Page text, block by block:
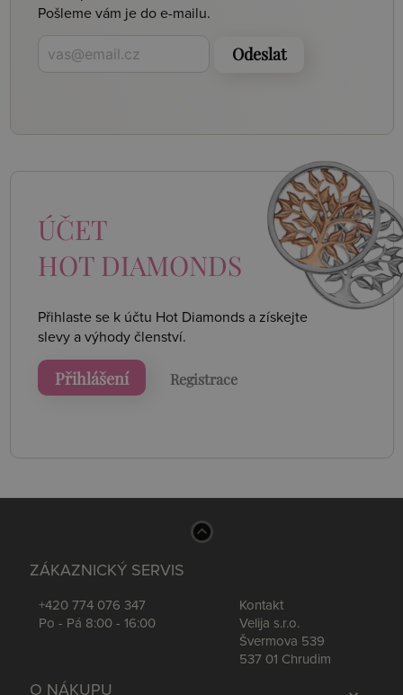
Pošleme vám je do e-mailu.
Odeslat
ÚČET
HOT DIAMONDS
Přihlaste se k účtu Hot Diamonds a získejte
slevy a výhody členství.
Přihlášení Registrace
ZÁKAZNICKÝ SERVIS
+420 774 076 347
Po - Pá 8:00 - 16:00
Kontakt
Velija s.r.o.
Švermova 539
537 01 Chrudim
O NÁKUPU